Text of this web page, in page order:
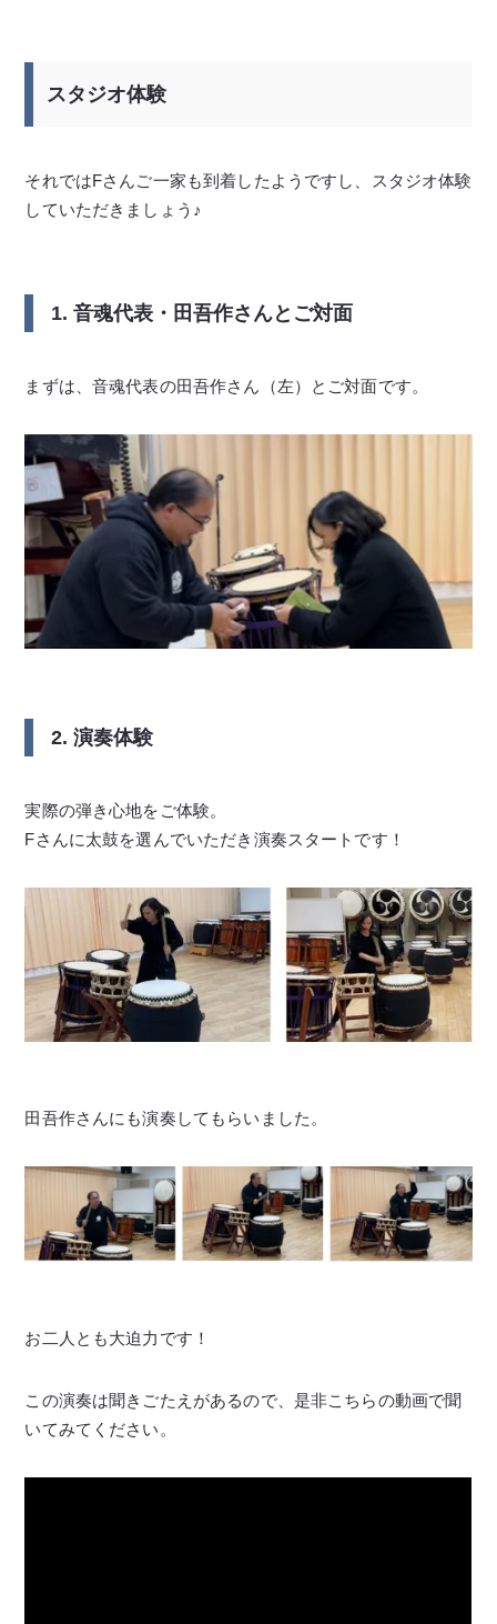
スタジオ体験
それではFさんご一家も到着したようですし、スタジオ体験
していただきましょう♪
1. 音魂代表・田吾作さんとご対面
まずは、音魂代表の田吾作さん（左）とご対面です。
2. 演奏体験
実際の弾き心地をご体験。
Fさんに太鼓を選んでいただき演奏スタートです！
田吾作さんにも演奏してもらいました。
お二人とも大迫力です！
この演奏は聞きごたえがあるので、是非こちらの動画で聞
いてみてください。